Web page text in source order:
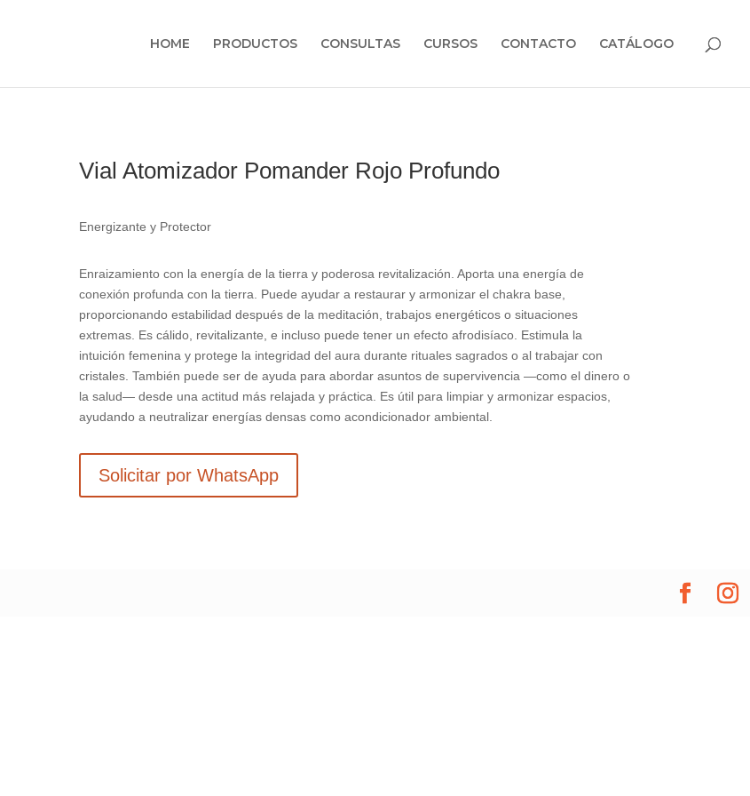
HOME PRODUCTOS CONSULTAS CURSOS CONTACTO CATÁLOGO
Vial Atomizador Pomander Rojo Profundo
Energizante y Protector
Enraizamiento con la energía de la tierra y poderosa revitalización. Aporta una energía de
conexión profunda con la tierra. Puede ayudar a restaurar y armonizar el chakra base,
proporcionando estabilidad después de la meditación, trabajos energéticos o situaciones
extremas. Es cálido, revitalizante, e incluso puede tener un efecto afrodisíaco. Estimula la
intuición femenina y protege la integridad del aura durante rituales sagrados o al trabajar con
cristales. También puede ser de ayuda para abordar asuntos de supervivencia —como el dinero o
la salud— desde una actitud más relajada y práctica. Es útil para limpiar y armonizar espacios,
ayudando a neutralizar energías densas como acondicionador ambiental.
Solicitar por WhatsApp